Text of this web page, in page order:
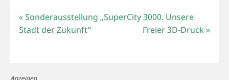
«Sonderausstellung „SuperCity 3000. Unsere
Stadt der Zukunft“
Freier 3D-Druck»